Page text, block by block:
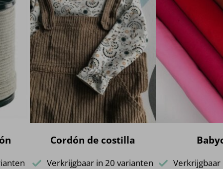
Cordón de costilla
Verkrijgbaar in 20 varianten